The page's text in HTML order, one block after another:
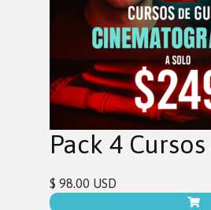
Pack 4
$ 98.00 USD